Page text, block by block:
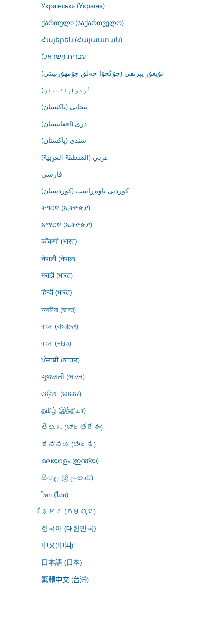
Українська (Україна)
ქართული (საქართველო)
Հայերեն (Հայաստան)
עברית (ישראל)
ئۇيغۇر يېزىقى (جۇڭخۇا خەلق جۇمھۇرىيىتى)
اُردو (پاکستان)
پنجابی (پاکستان)
درى (افغانستان)
سنڌي (پاکستان)
عربي (المنطقة العربية)
فارسى
کوردیی ناوەڕاست (کوردستان)
ትግርኛ (ኢትዮጵያ)
አማርኛ (ኢትዮጵያ)
कोंकणी (भारत)
नेपाली (नेपाल)
मराठी (भारत)
हिन्दी (भारत)
অসমীয়া (ভাৰত)
বাংলা (বাংলাদেশ)
বাংলা (ভারত)
ਪੰਜਾਬੀ (ਭਾਰਤ)
ગુજરાતી (ભારત)
ଓଡ଼ିଆ (ଭାରତ)
தமிழ் (இந்தியா)
తెలుగు (భారతదేశం)
ಕನ್ನಡ (ಭಾರತ)
മലയാളം (ഇന്ത്യ)
සිංහල (ශ්‍රී ලංකාව)
ไทย (ไทย)
ខ្មែរ (កម្ពុជា)
한국어 (대한민국)
中文(中国)
日本語 (日本)
繁體中文 (台灣)